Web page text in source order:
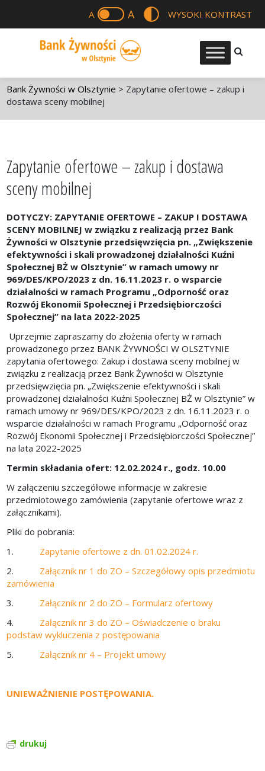
A A WYSOKI KONTRAST
Bank Żywności w Olsztynie > Zapytanie ofertowe – zakup i
dostawa sceny mobilnej
Zapytanie ofertowe – zakup i dostawa
sceny mobilnej
DOTYCZY: ZAPYTANIE OFERTOWE – ZAKUP I DOSTAWA
SCENY MOBILNEJw związku z realizacją przez Bank
Żywności w Olsztynie przedsięwzięcia pn. „Zwiększenie
efektywności i skali prowadzonej działalności Kuźni
Społecznej BŻ w Olsztynie” w ramach umowy nr
969/DES/KPO/2023 z dn. 16.11.2023 r. o wsparcie
działalności w ramach Programu „Odporność oraz
Rozwój Ekonomii Społecznej i Przedsiębiorczości
Społecznej” na lata 2022-2025
Uprzejmie zapraszamy do złożenia oferty w ramach
prowadzonego przez BANK ŻYWNOŚCI W OLSZTYNIE
zapytania ofertowego: Zakup i dostawa sceny mobilnej w
związku z realizacją przez Bank Żywności w Olsztynie
przedsięwzięcia pn. „Zwiększenie efektywności i skali
prowadzonej działalności Kuźni Społecznej BŻ w Olsztynie” w
ramach umowy nr 969/DES/KPO/2023 z dn. 16.11.2023 r. o
wsparcie działalności w ramach Programu „Odporność oraz
Rozwój Ekonomii Społecznej i Przedsiębiorczości Społecznej”
na lata 2022-2025
Termin składania ofert: 12.02.2024 r., godz. 10.00
W załączeniu szczegółowe informacje w zakresie
przedmiotowego zamówienia (zapytanie ofertowe wraz z
załącznikami).
Pliki do pobrania:
1. Zapytanie ofertowe z dn. 01.02.2024 r.
2.
Załącznik nr 1 do ZO – Szczegółowy opis przedmiotu
zamówienia
3. Załącznik nr 2 do ZO – Formularz ofertowy
4. Załącznik nr 3 do ZO – Oświadczenie o braku
podstaw wykluczenia z postępowania
5. Załącznik nr 4 – Projekt umowy
UNIEWAŻNIENIE POSTĘPOWANIA.
drukuj